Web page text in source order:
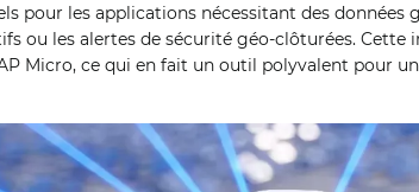
pour les applications nécessitant des données
ou les alertes de sécurité géo-clôturées.
Micro, ce qui en fait un outil polyvalent pour